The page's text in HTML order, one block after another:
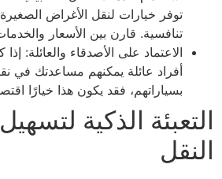
توفر خيارات لنقل الأغراض الصغيرة
تنافسية. قارن بين الأسعار والخدمات
الاعتماد على الأصدقاء والعائلة: إذا
أفراد عائلة يمكنهم مساعدتك في نقل
بسياراتهم، فقد يكون هذا خيارًا
الذكية لتسهيل